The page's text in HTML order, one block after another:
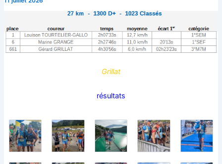
Grillat
résultats